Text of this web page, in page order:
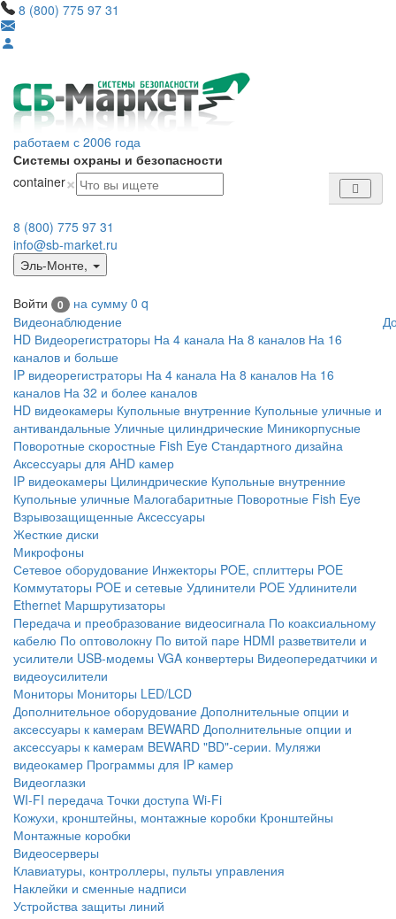
8 (800) 775 97 31
работаем с 2006 года
Системы охраны и безопасности
container×
8 (800) 775 97 31
info@sb-market.ru
Эль-Монте,
Войти 0 на сумму 0 q
Видеонаблюдение
HD Видеорегистраторы На 4 канала На 8 каналов На 16
каналов и больше
IP видеорегистраторы На 4 канала На 8 каналов На 16
каналов На 32 и более каналов
HD видеокамеры Купольные внутренние Купольные уличные и
антивандальные Уличные цилиндрические Миникорпусные
Поворотные скоростные Fish Eye Стандартного дизайна
Аксессуары для AHD камер
IP видеокамеры Цилиндрические Купольные внутренние
Купольные уличные Малогабаритные Поворотные Fish Eye
Взрывозащищенные Аксессуары
Жесткие диски
Микрофоны
Сетевое оборудование Инжекторы POE, сплиттеры POE
Коммутаторы POE и сетевые Удлинители POE Удлинители
Ethernet Маршрутизаторы
Передача и преобразование видеосигнала По коаксиальному
кабелю По оптоволокну По витой паре HDMI разветвители и
усилители USB-модемы VGA конвертеры Видеопередатчики и
видеоусилители
Мониторы Мониторы LED/LCD
Дополнительное оборудование Дополнительные опции и
аксессуары к камерам BEWARD Дополнительные опции и
аксессуары к камерам BEWARD "BD"-серии. Муляжи
видеокамер Программы для IP камер
Видеоглазки
WI-FI передача Точки доступа Wi-Fi
Кожухи, кронштейны, монтажные коробки Кронштейны
Монтажные коробки
Видеосерверы
Клавиатуры, контроллеры, пульты управления
Наклейки и сменные надписи
Устройства защиты линий